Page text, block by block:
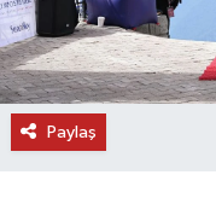
Paylaş
TURİZM
RÖPORTAJ
VİDEO